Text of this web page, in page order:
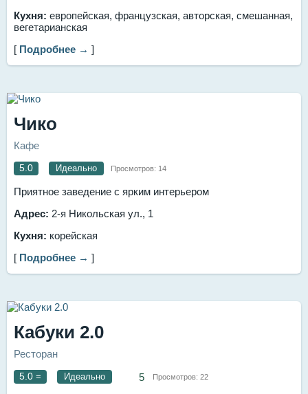
Кухня: европейская, французская, авторская, смешанная,
вегетарианская
[ Подробнее → ]
Чико
Кафе
5.0 Идеально Просмотров: 14
Приятное заведение с ярким интерьером
Адрес: 2-я Никольская ул., 1
Кухня: корейская
[ Подробнее → ]
Кабуки 2.0
Ресторан
5.0 = Идеально 5 Просмотров: 22